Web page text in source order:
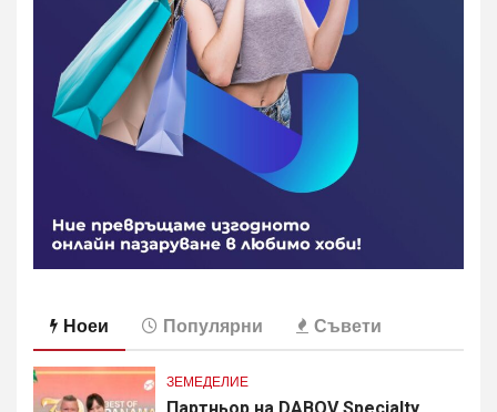
Ноеи Популярни Съвети
ЗЕМЕДЕЛИЕ